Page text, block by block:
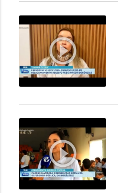
play_circle_outline
play_circle_outline